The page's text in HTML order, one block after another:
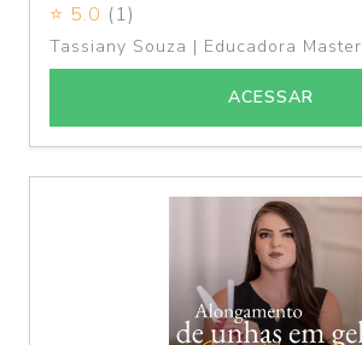
⭐ 5.0 (1)
Tassiany Souza | Educadora Master
ACESSAR